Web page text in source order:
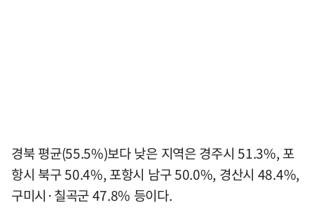
경북 평균(55.5%)보다 낮은 지역은 경주시 51.3%, 포
항시 북구 50.4%, 포항시 남구 50.0%, 경산시 48.4%,
구미시·칠곡군 47.8% 등이다.